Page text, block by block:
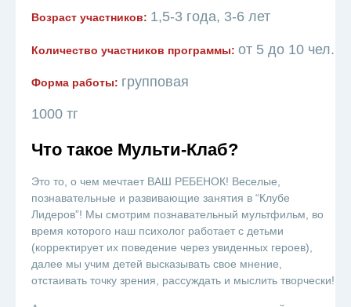
Возраст участников: 1,5-3 года, 3-6 лет
Количество участников программы: от 5 до 10 чел.
Форма работы: групповая
1000 тг
Что такое Мульти-Клаб?
Это то, о чем мечтает ВАШ РЕБЕНОК! Веселые,
познавательные и развивающие занятия в “Клубе
Лидеров”! Мы смотрим познавательный мультфильм, во
время которого наш психолог работает с детьми
(корректирует их поведение через увиденных героев),
далее мы учим детей высказывать свое мнение,
отстаивать точку зрения, рассуждать и мыслить творчески!